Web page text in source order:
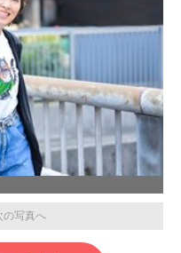
の写真へ